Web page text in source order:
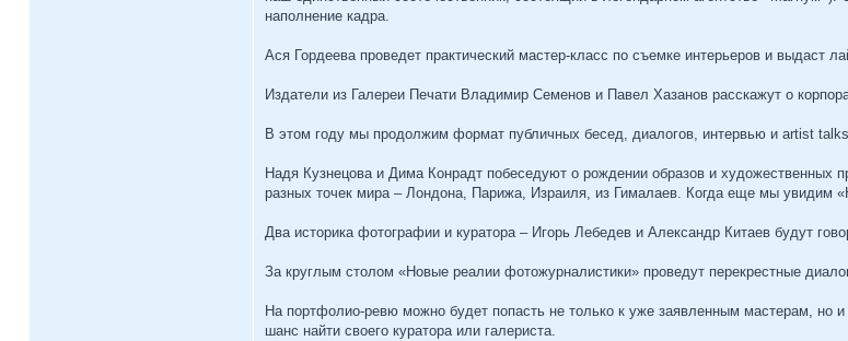
наполнение кадра.
Ася Гордеева проведет практический мастер-класс по съемке интерьеров и выдаст
Издатели из Галереи Печати Владимир Семенов и Павел Хазанов расскажут о
В этом году мы продолжим формат публичных бесед, диалогов, интервью и artist
Надя Кузнецова и Дима Конрадт побеседуют о рождении образов и художественных
разных точек мира – Лондона, Парижа, Израиля, из Гималаев. Когда еще мы увидим
Два историка фотографии и куратора – Игорь Лебедев и Александр Китаев будут
За круглым столом «Новые реалии фотожурналистики» проведут перекрестные
На портфолио-ревю можно будет попасть не только к уже заявленным мастерам, но
шанс найти своего куратора или галериста.